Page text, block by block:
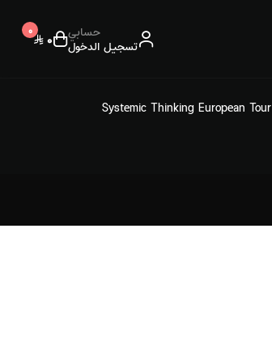
حسابي
تسجيل الدخول
٠ ٠
Systemic Thinking European Tour